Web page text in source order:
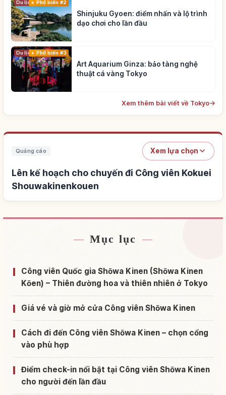
Du lịch Phổ biến #2
Shinjuku Gyoen: điểm nhấn và lộ trình
dạo chơi cho lần đầu
Du lịch Phổ biến #3
Art Aquarium Ginza: bảo tàng nghệ
thuật cá vàng Tokyo
Xem thêm bài viết về Tokyo→
Quảng cáo Xem lựa chọn
Lên kế hoạch cho chuyến đi Công viên Kokuei
Shouwakinenkouen
Tìm chỗ ở gần Công viên Kokuei
Tìm trải nghiệm tại Công viên Kokuei
Shouwakinenkouen
↗
Mục lục
Công viên Quốc gia Shōwa Kinen (Shōwa Kinen
Kōen) – Thiên đường hoa và thiên nhiên ở Tokyo
Giá vé và giờ mở cửa Công viên Shōwa Kinen
Cách đi đến Công viên Shōwa Kinen – chọn cổng
vào phù hợp
Điểm check-in nổi bật tại Công viên Shōwa Kinen
cho người đến lần đầu